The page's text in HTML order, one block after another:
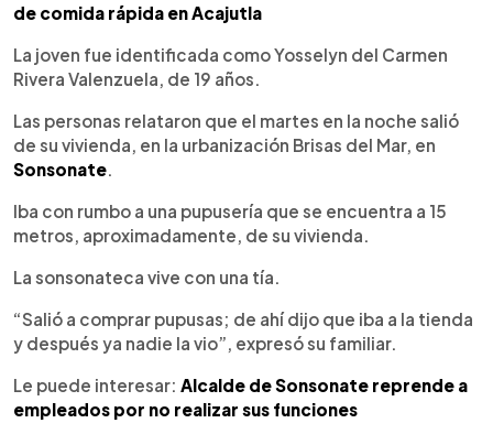
de comida rápida en Acajutla
La joven fue identificada como Yosselyn del Carmen
Rivera Valenzuela, de 19 años.
Las personas relataron que el martes en la noche salió
de su vivienda, en la urbanización Brisas del Mar, en
Sonsonate.
Iba con rumbo a una pupusería que se encuentra a 15
metros, aproximadamente, de su vivienda.
La sonsonateca vive con una tía.
“Salió a comprar pupusas; de ahí dijo que iba a la tienda
y después ya nadie la vio”, expresó su familiar.
Le puede interesar: Alcalde de Sonsonate reprende a
empleados por no realizar sus funciones